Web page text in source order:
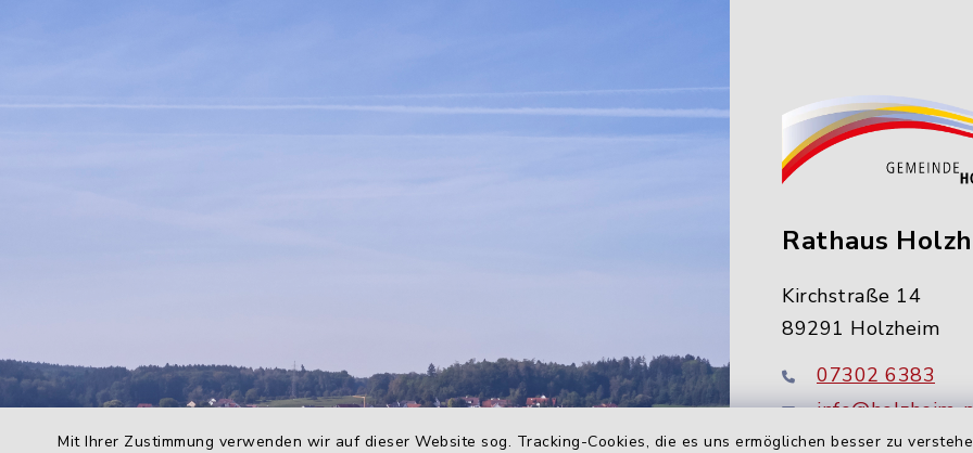
Mit Ihrer Zustimmung verwenden wir auf dieser Website sog. Tracking-Cookies, die es uns ermöglichen besser zu
Rathaus
Kirchstraße 14
89291 Holzheim
07302 6383
info@holzheim-